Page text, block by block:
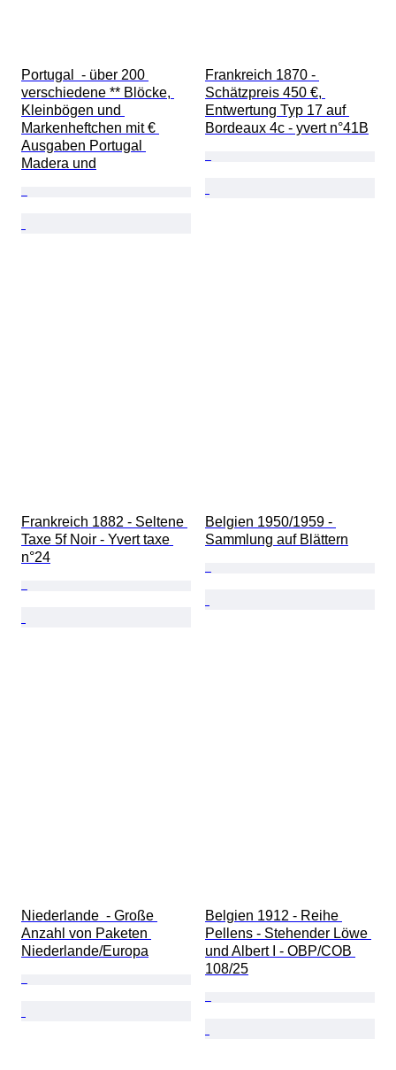
Portugal  - über 200
verschiedene ** Blöcke,
Kleinbögen und
Markenheftchen mit €
Ausgaben Portugal
Madera und
Frankreich 1870 -
Schätzpreis 450 €,
Entwertung Typ 17 auf
Bordeaux 4c - yvert n°41B
Frankreich 1882 - Seltene
Taxe 5f Noir - Yvert taxe
n°24
Belgien 1950/1959 -
Sammlung auf Blättern
Niederlande  - Große
Anzahl von Paketen
Niederlande/Europa
Belgien 1912 - Reihe
Pellens - Stehender Löwe
und Albert I - OBP/COB
108/25